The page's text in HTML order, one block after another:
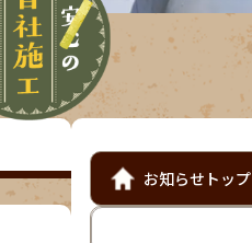
お知らせトップ